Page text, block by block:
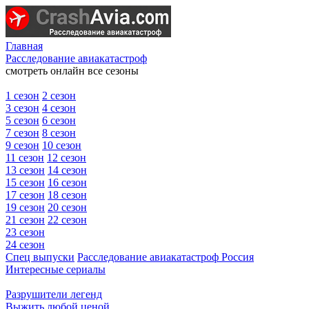
Главная
Расследование авиакатастроф
смотреть онлайн все сезоны
1 сезон 2 сезон
3 сезон 4 сезон
5 сезон 6 сезон
7 сезон 8 сезон
9 сезон 10 сезон
11 сезон 12 сезон
13 сезон 14 сезон
15 сезон 16 сезон
17 сезон 18 сезон
19 сезон 20 сезон
21 сезон 22 сезон
23 сезон
24 сезон
Спец выпуски Расследование авиакатастроф Россия
Интересные сериалы
Разрушители легенд
Выжить любой ценой